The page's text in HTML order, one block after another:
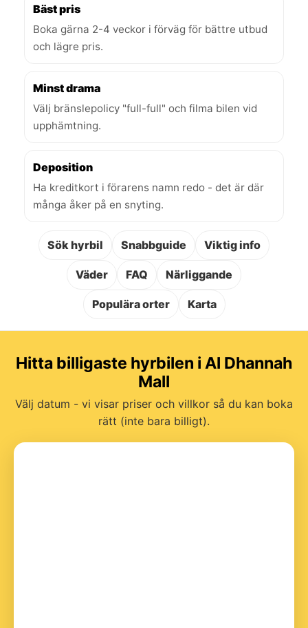
Bäst pris
Boka gärna 2-4 veckor i förväg för bättre utbud
och lägre pris.
Minst drama
Välj bränslepolicy "full-full" och filma bilen vid
upphämtning.
Deposition
Ha kreditkort i förarens namn redo - det är där
många åker på en snyting.
Sök hyrbil Snabbguide Viktig info
Väder FAQ Närliggande
Populära orter Karta
Hitta billigaste hyrbilen i Al Dhannah
Mall
Välj datum - vi visar priser och villkor så du kan boka
rätt (inte bara billigt).